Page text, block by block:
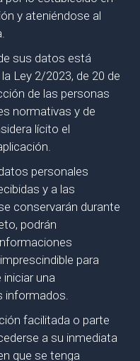
y ateniéndose al
sus datos está
Ley 2/2023, de 20 de
de las personas
normativas y de
lícito el
personales
y a las
conservarán durante
podrán
para
iniciar una
informados.
facilitada o parte
a su inmediata
que se tenga